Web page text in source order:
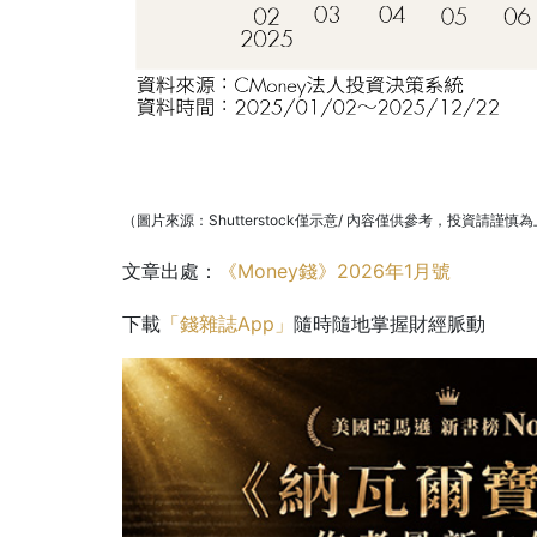
（圖片來源：Shutterstock僅示意/ 內容僅供參考，投資請謹慎為
文章出處： 《Money錢》2026年1月號
下載 「錢雜誌App」 隨時隨地掌握財經脈動